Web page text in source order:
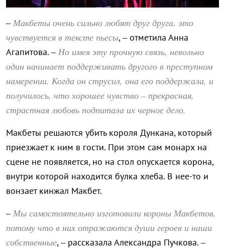
–Макбеты очень сильно любят друг друга, это
чувствуется в тексте пьесы, – отметила Анна
Агапитова. –Но имея эту прочную связь, невольно
один начинает поддерживать другого в преступном
намерении. Когда он струсил, она его поддержала, и
получилось, что хорошее чувство – прекрасная,
страстная любовь подпитала их черное дело.
Макбеты решаются убить короля Дункана, который
приезжает к ним в гости. При этом сам монарх на
сцене не появляется, но на стол опускается корона,
внутри которой находится булка хлеба. В нее-то и
вонзает кинжал Макбет.
–Мы самостоятельно изготовили короны Макбетов,
потому что в них отражаются души героев и наши
собственные, – рассказала Александра Пучкова. –